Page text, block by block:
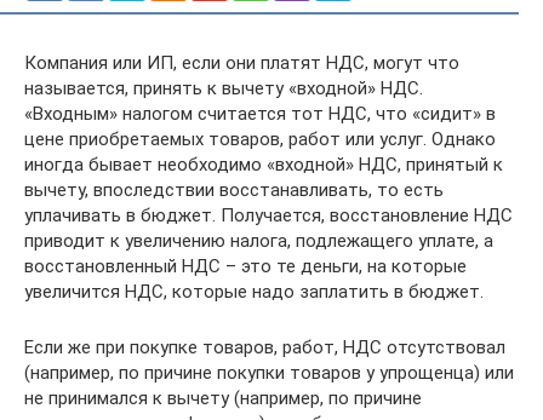
Компания или ИП, если они платят НДС, могут что
называется, принять к вычету «входной» НДС.
«Входным» налогом считается тот НДС, что «сидит» в
цене приобретаемых товаров, работ или услуг. Однако
иногда бывает необходимо «входной» НДС, принятый к
вычету, впоследствии восстанавливать, то есть
уплачивать в бюджет. Получается, восстановление НДС
приводит к увеличению налога, подлежащего уплате, а
восстановленный НДС – это те деньги, на которые
увеличится НДС, которые надо заплатить в бюджет.
Если же при покупке товаров, работ, НДС отсутствовал
(например, по причине покупки товаров у упрощенца) или
не принимался к вычету (например, по причине